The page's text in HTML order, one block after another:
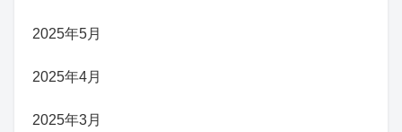
2025年5月
2025年4月
2025年3月